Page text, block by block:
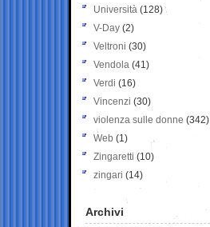
Università (128)
V-Day (2)
Veltroni (30)
Vendola (41)
Verdi (16)
Vincenzi (30)
violenza sulle donne (342)
Web (1)
Zingaretti (10)
zingari (14)
Archivi